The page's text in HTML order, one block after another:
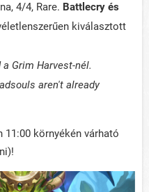
4/4, Rare. Battlecry és
kiválasztott
Grim Harvest-nél.
aren't already
környékén várható